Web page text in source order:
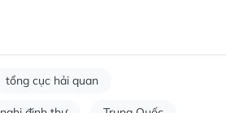
tổng cục hải quan